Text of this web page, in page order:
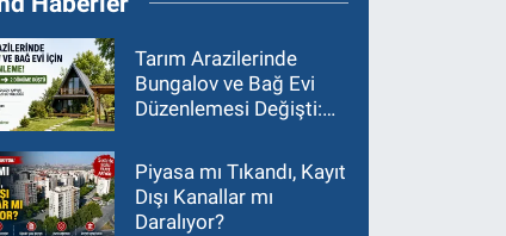
Tarım Arazilerinde
Bungalov ve Bağ Evi
Düzenlemesi Değişti:
Dönüme İndirildi
Piyasa mı Tıkandı, Kayıt
Dışı Kanallar mı
Daralıyor?